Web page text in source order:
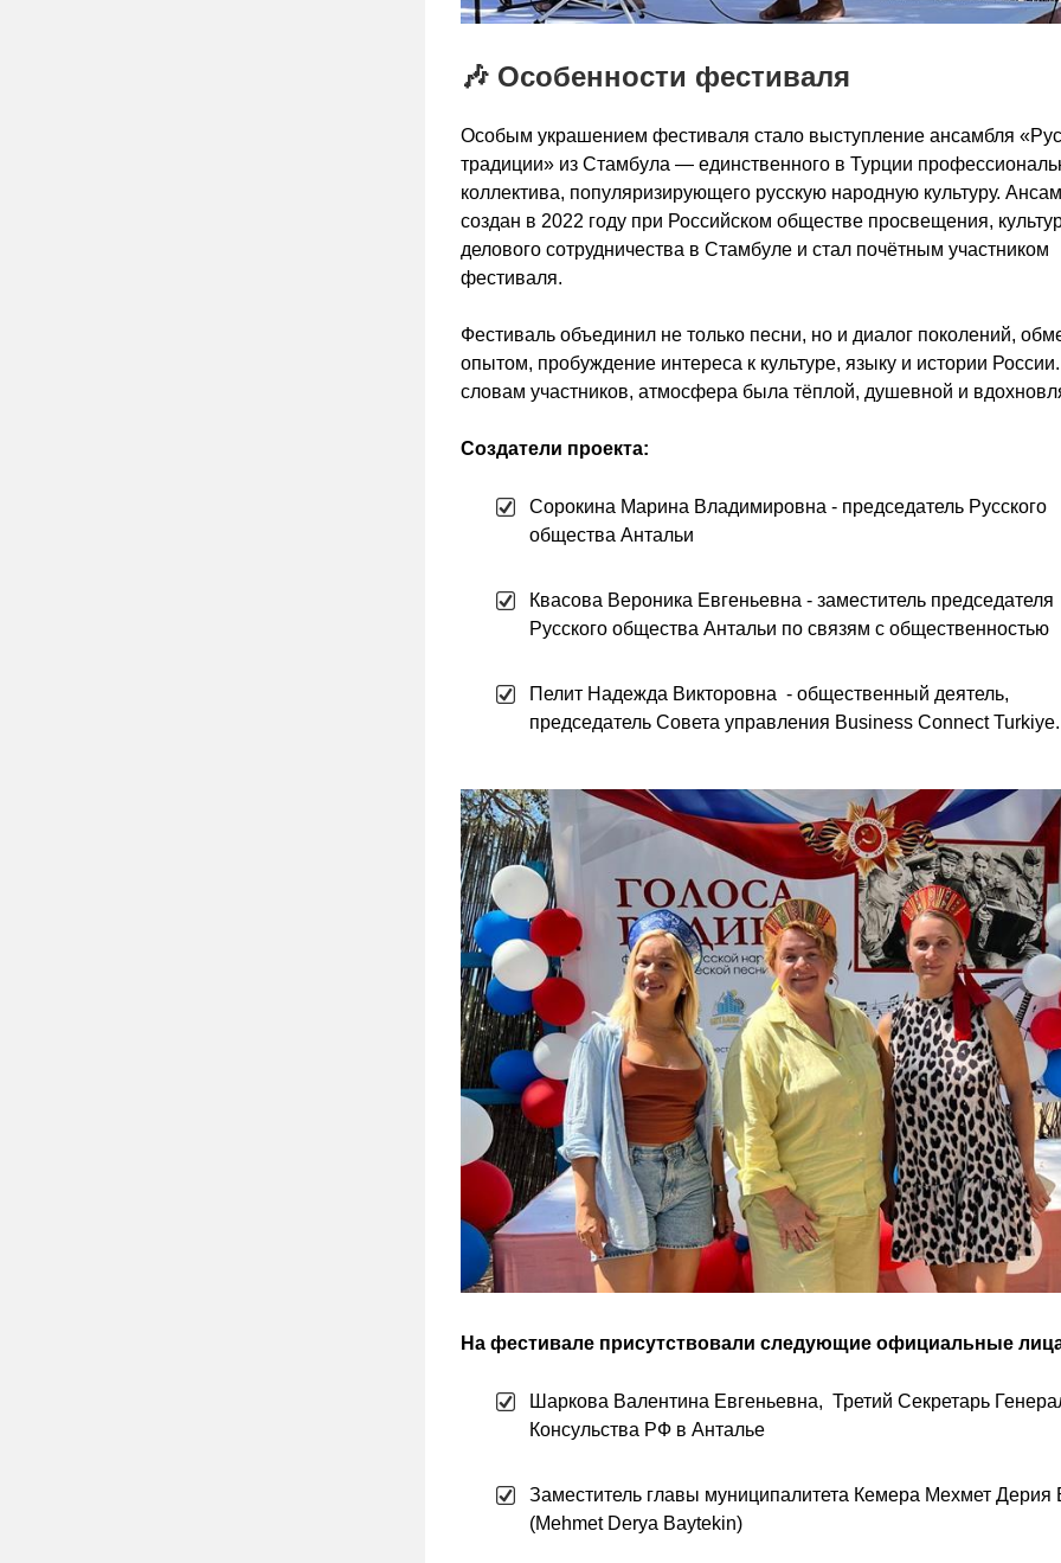
🎶 Особенности фестиваля
Особым украшением фестиваля стало выступление ансамбля
традиции» из Стамбула — единственного в Турции
коллектива, популяризирующего русскую народную культуру.
создан в 2022 году при Российском обществе просвещения,
делового сотрудничества в Стамбуле и стал почётным участником
фестиваля.
Фестиваль объединил не только песни, но и диалог поколений,
опытом, пробуждение интереса к культуре, языку и истории
словам участников, атмосфера была тёплой, душевной и
Создатели проекта:
Сорокина Марина Владимировна - председатель Русского
общества Антальи
Квасова Вероника Евгеньевна - заместитель председателя
Русского общества Антальи по связям с общественностью
Пелит Надежда Викторовна - общественный деятель,
председатель Совета управления Business Connect Turkiye.
На фестивале присутствовали следующие официальные
Шаркова Валентина Евгеньевна, Третий Секретарь
Консульства РФ в Анталье
Заместитель главы муниципалитета Кемера Мехмет Дерия
(Mehmet Derya Baytekin)